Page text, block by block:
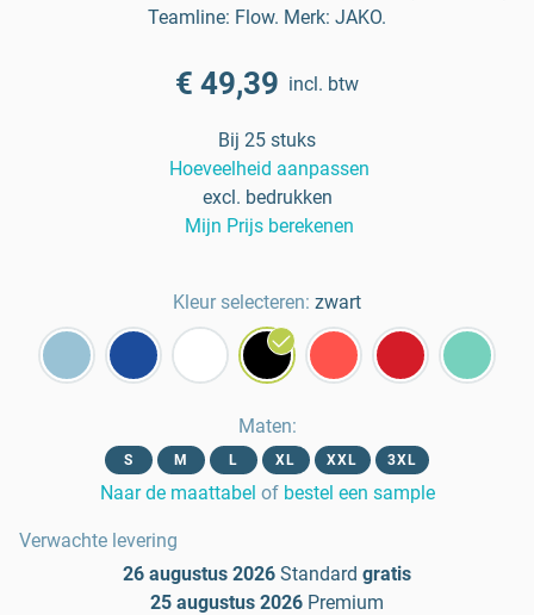
Teamline: Flow. Merk: JAKO.
€ 49,39 incl. btw
Bij 25 stuks
Hoeveelheid aanpassen
excl. bedrukken
Mijn Prijs berekenen
Kleur selecteren: zwart
Maten:
S M L XL XXL 3XL
Naar de maattabel of bestel een sample
Verwachte levering
26 augustus 2026 Standard gratis
25 augustus 2026 Premium